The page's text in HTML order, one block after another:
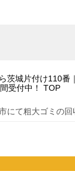
茨城片付け110
受付中！
TOP
にて粗大ゴミの